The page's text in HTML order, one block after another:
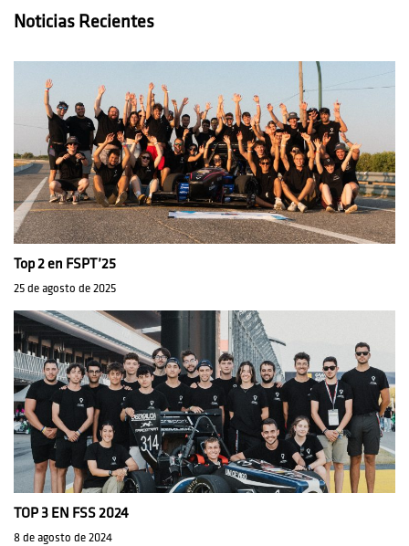
Noticias Recientes
Top 2 en FSPT’25
25 de agosto de 2025
TOP 3 EN FSS 2024
8 de agosto de 2024